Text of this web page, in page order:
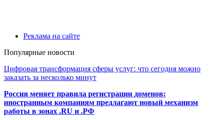
Реклама на сайте
Популярные новости
Цифровая трансформация сферы услуг: что сегодня можно
заказать за несколько минут
Россия меняет правила регистрации доменов:
иностранным компаниям предлагают новый механизм
работы в зонах .RU и .РФ